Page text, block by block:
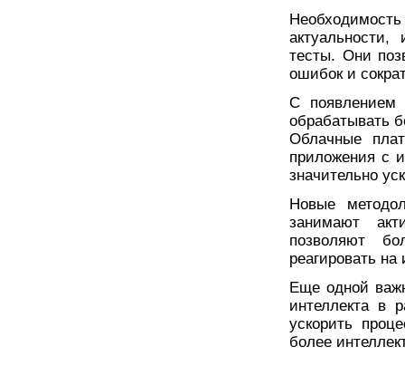
тесты. Они
ошибок и
С появлением
обрабатывать
Облачные
приложения с
значительно
Новые
занимают
позволяют
реагировать
Еще одной
интеллекта в
ускорить
более